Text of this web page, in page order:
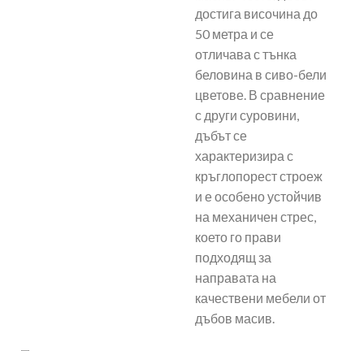
достига височина до
50 метра и се
отличава с тънка
беловина в сиво-бели
цветове. В сравнение
с други суровини,
дъбът се
характеризира с
кръглопорест строеж
и е особено устойчив
на механичен стрес,
което го прави
подходящ за
направата на
качествени мебели от
дъбов масив.